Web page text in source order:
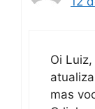
Oi
mas